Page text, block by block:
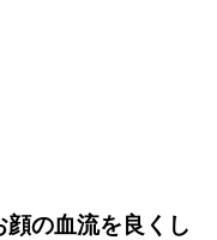
の血流を良くし